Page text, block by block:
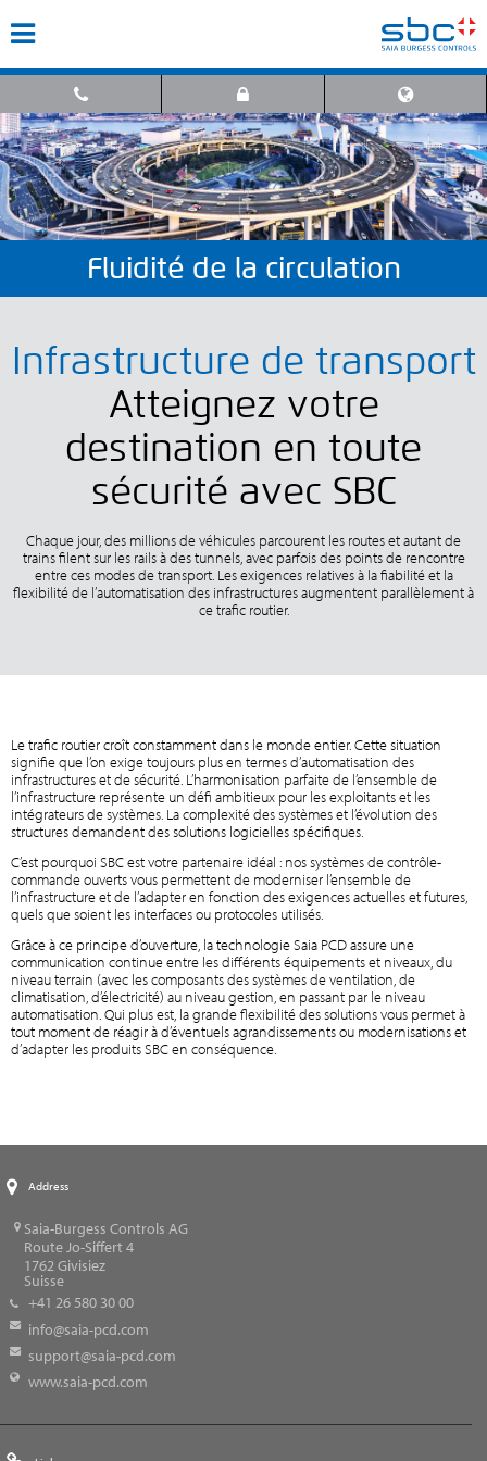
Fluidité de la circulation
Infrastructure de transport
Atteignez votre
destination en toute
sécurité avec SBC
Chaque jour, des millions de véhicules parcourent les routes et autant de
trains filent sur les rails à des tunnels, avec parfois des points de rencontre
entre ces modes de transport. Les exigences relatives à la fiabilité et la
flexibilité de l’automatisation des infrastructures augmentent parallèlement à
ce trafic routier.
Le trafic routier croît constamment dans le monde entier. Cette situation
signifie que l’on exige toujours plus en termes d’automatisation des
infrastructures et de sécurité. L’harmonisation parfaite de l’ensemble de
l’infrastructure représente un défi ambitieux pour les exploitants et les
intégrateurs de systèmes. La complexité des systèmes et l’évolution des
structures demandent des solutions logicielles spécifiques.
C’est pourquoi SBC est votre partenaire idéal : nos systèmes de contrôle-
commande ouverts vous permettent de moderniser l’ensemble de
l’infrastructure et de l’adapter en fonction des exigences actuelles et futures,
quels que soient les interfaces ou protocoles utilisés.
Grâce à ce principe d’ouverture, la technologie Saia PCD assure une
communication continue entre les différents équipements et niveaux, du
niveau terrain (avec les composants des systèmes de ventilation, de
climatisation, d’électricité) au niveau gestion, en passant par le niveau
automatisation. Qui plus est, la grande flexibilité des solutions vous permet à
tout moment de réagir à d’éventuels agrandissements ou modernisations et
d’adapter les produits SBC en conséquence.
Address
Saia-Burgess Controls AG
Route Jo-Siffert 4
1762Givisiez
Suisse
+41 26 580 30 00
info@saia-pcd.com
support@saia-pcd.com
www.saia-pcd.com